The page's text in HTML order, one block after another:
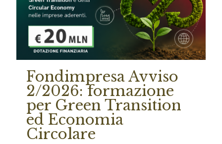
Fondimpresa Avviso
2/2026: formazione
per Green Transition
ed Economia
Circolare